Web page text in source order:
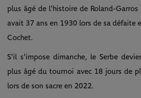
plus âgé de l'histoire de Roland-
avait 37 ans en 1930 lors de sa défaite
Cochet.
S'il s'impose dimanche, le Serbe
plus âgé du tournoi avec 18 jours de
lors de son sacre en 2022.